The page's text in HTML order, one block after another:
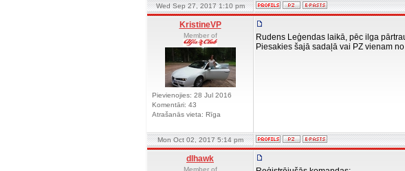
Wed Sep 27, 2017 1:10 pm
KristineVP
Member of
Pievienojies: 28 Jul 2016
Komentāri: 43
Atrašanās vieta: Rīga
Rudens Leģendas laikā, pēc ilga
Piesakies šajā sadaļā vai PZ vienam
Mon Oct 02, 2017 5:14 pm
dlhawk
Member of